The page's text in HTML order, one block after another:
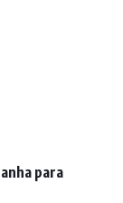
para